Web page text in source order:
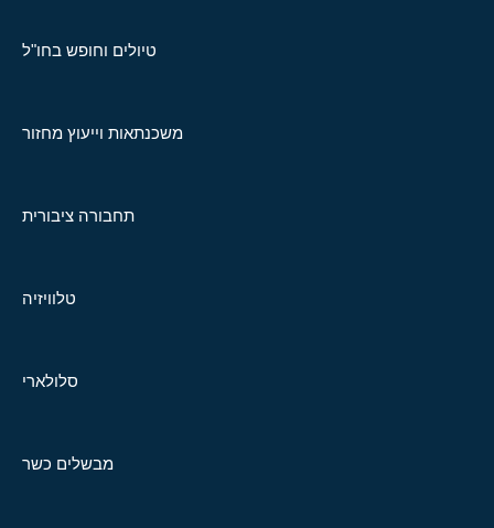
טיולים וחופש בחו"ל
משכנתאות וייעוץ מחזור
תחבורה ציבורית
טלוויזיה
סלולארי
מבשלים כשר